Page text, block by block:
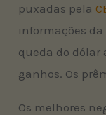
puxadas pela
informações
queda do
ganhos. Os
Os melhores